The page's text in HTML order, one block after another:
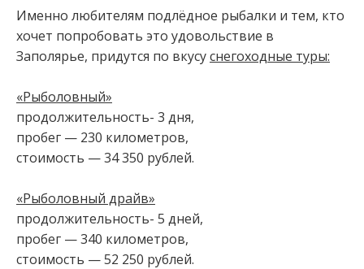
Именно любителям подлёдное рыбалки и тем, кто
хочет попробовать это удовольствие в
Заполярье, придутся по вкусуснегоходные туры:
«Рыболовный»
продолжительность- 3 дня,⁣⁣⠀
пробег — 230 километров,⁣⁣⠀
стоимость — 34 350 рублей.⁣⁣⠀
«Рыболовный драйв»⁣⁣
продолжительность- 5 дней,⁣⁣⠀
пробег — 340 километров,⁣⁣⠀
стоимость — 52 250 рублей.⁣⁣⠀